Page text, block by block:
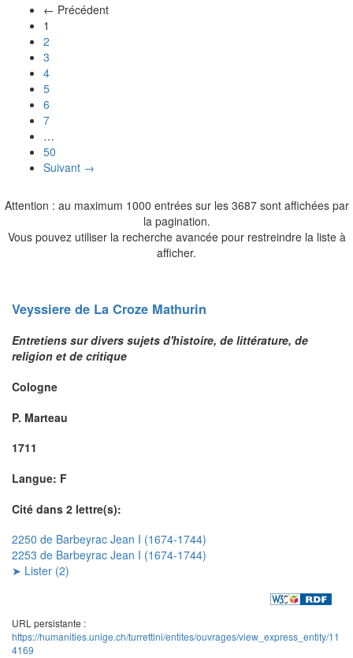
← Précédent
1
2
3
4
5
6
7
…
50
Suivant →
Attention : au maximum 1000 entrées sur les 3687 sont affichées par
la pagination.
Vous pouvez utiliser la recherche avancée pour restreindre la liste à
afficher.
Veyssiere de La Croze Mathurin
Entretiens sur divers sujets d'histoire, de littérature, de
religion et de critique
Cologne
P. Marteau
1711
Langue: F
Cité dans 2 lettre(s):
2250 de Barbeyrac Jean I (1674-1744)
2253 de Barbeyrac Jean I (1674-1744)
➤ Lister (2)
URL persistante :
https://humanities.unige.ch/turrettini/entites/ouvrages/view_express_entity/11
4169